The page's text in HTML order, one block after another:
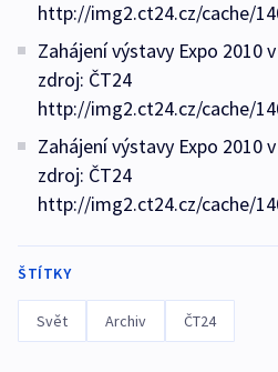
http://img2.ct24.cz/cache/
Zahájení výstavy Expo 2010
zdroj: ČT24
http://img2.ct24.cz/cache/
Zahájení výstavy Expo 2010
zdroj: ČT24
http://img2.ct24.cz/cache/
ŠTÍTKY
Svět Archiv ČT24